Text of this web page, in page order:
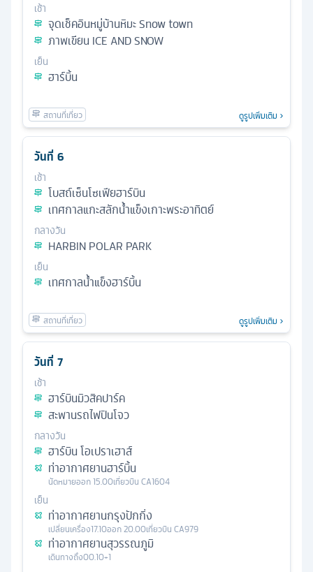
เช้า
จุดเช็คอินหมู่บ้านหิมะ Snow town
ภาพเขียน ICE AND SNOW
เย็น
ฮาร์บิ้น
ดูรูปเพิ่มเติม
วันที่ 6
เช้า
โบสถ์เซ็นโซเฟียฮาร์บิน
เทศกาลแกะสลักน้ำแข็งเกาะพระอาทิตย์
กลางวัน
HARBIN POLAR PARK
เย็น
เทศกาลน้ำแข็งฮาร์บิ้น
ดูรูปเพิ่มเติม
วันที่ 7
เช้า
ฮาร์บินมิวสิคปาร์ค
สะพานรถไฟปินโจว
กลางวัน
ฮาร์บิน โอเปราเฮาส์
ท่าอากาศยานฮาร์บิ้น
นัดหมายออก15.00เที่ยวบิน CA1604
เย็น
ท่าอากาศยานกรุงปักกิ่ง
เปลี่ยนเครื่อง17.10ออก20.00เที่ยวบิน CA979
ท่าอากาศยานสุวรรณภูมิ
เดินทางถึง00.10+1